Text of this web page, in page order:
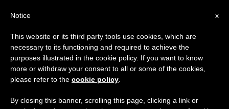
ESCATOLOGIA E CAUSE DEI SANTI,PAPI
x
Notice
This website or its third party tools use cookies, which are
necessary to its functioning and required to achieve the
purposes illustrated in the cookie policy. If you want to know
more or withdraw your consent to all or some of the cookies,
please refer to the cookie policy
By closing this banner, scrolling this page, clicking a link or